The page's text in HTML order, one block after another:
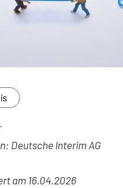
Deutsche Interim AG
am 16.04.2026